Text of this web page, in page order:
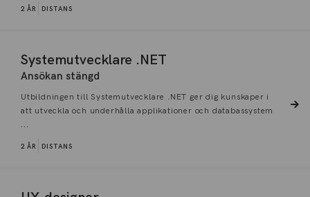
2 ÅR DISTANS
Systemutvecklare .NET
Ansökan stängd
Utbildningen till Systemutvecklare .NET ger dig kunskaper i
att utveckla och underhålla applikationer och databassystem
...
2 ÅR DISTANS